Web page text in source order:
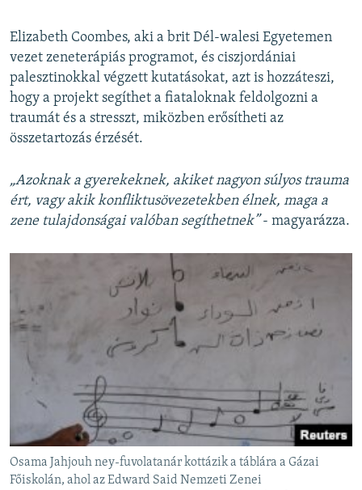
Elizabeth Coombes, aki a brit Dél-walesi Egyetemen
vezet zeneterápiás programot, és ciszjordániai
palesztinokkal végzett kutatásokat, azt is hozzáteszi,
hogy a projekt segíthet a fiataloknak feldolgozni a
traumát és a stresszt, miközben erősítheti az
összetartozás érzését.
„Azoknak a gyerekeknek, akiket nagyon súlyos trauma
ért, vagy akik konfliktusövezetekben élnek, maga a
zene tulajdonságai valóban segíthetnek”- magyarázza.
Osama Jahjouh ney-fuvolatanár kottázik a táblára a Gázai
Főiskolán, ahol az Edward Said Nemzeti Zenei